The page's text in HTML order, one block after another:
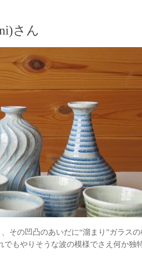
さん
その凹凸のあいだに“溜まり”ガラス
もやりそうな波の模様でさえ何か独